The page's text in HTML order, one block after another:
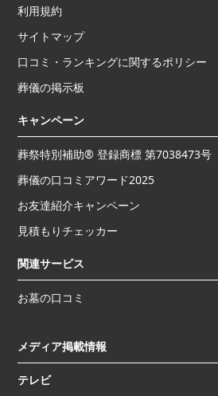
利用規約
サイトマップ
口コミ・ランキングに関するポリシー
葬儀の掲示板
キャンペーン
葬祭特別補助® 登録商標 第7038473号
葬儀の口コミアワード2025
お友達紹介キャンペーン
見積もりチェッカー
関連サービス
お墓の口コミ
メディア掲載情報
テレビ